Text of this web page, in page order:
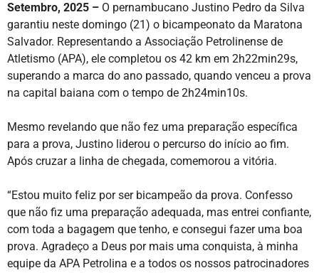
Setembro, 2025 – O pernambucano Justino Pedro da Silva
garantiu neste domingo (21) o bicampeonato da Maratona
Salvador. Representando a Associação Petrolinense de
Atletismo (APA), ele completou os 42 km em 2h22min29s,
superando a marca do ano passado, quando venceu a prova
na capital baiana com o tempo de 2h24min10s.
Mesmo revelando que não fez uma preparação específica
para a prova, Justino liderou o percurso do início ao fim.
Após cruzar a linha de chegada, comemorou a vitória.
“Estou muito feliz por ser bicampeão da prova. Confesso
que não fiz uma preparação adequada, mas entrei confiante,
com toda a bagagem que tenho, e consegui fazer uma boa
prova. Agradeço a Deus por mais uma conquista, à minha
equipe da APA Petrolina e a todos os nossos patrocinadores